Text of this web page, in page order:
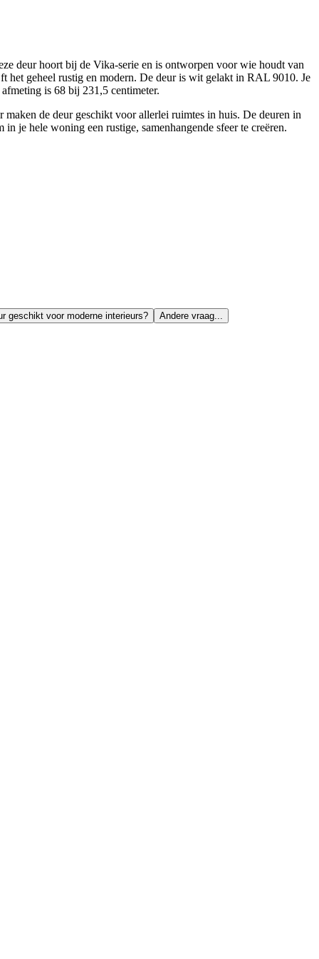
deur hoort bij de Vika-serie en is ontworpen voor wie houdt van
het geheel rustig en modern. De deur is wit gelakt in RAL 9010. Je
is 68 bij 231,5 centimeter.
de deur geschikt voor allerlei ruimtes in huis. De deuren in
je hele woning een rustige, samenhangende sfeer te creëren.
geschikt voor moderne interieurs? Andere vraag...